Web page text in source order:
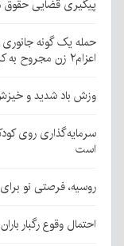
پیگیری قضایی حقوق
حمله یک گونه
اعزام۲ زن مجروح به کرمان
وزش باد شدید و
سرمایه‌گذاری روی
است
روسیه، فرصتی نو
احتمال وقوع رگبار